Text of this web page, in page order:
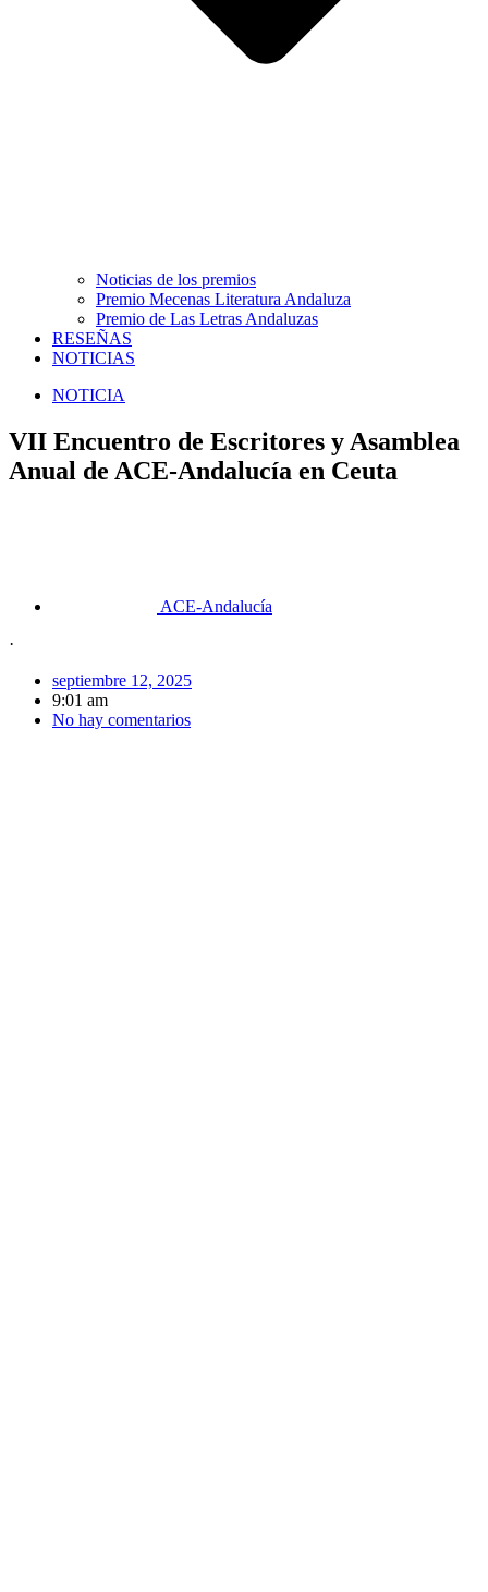
Noticias de los premios
Premio Mecenas Literatura Andaluza
Premio de Las Letras Andaluzas
RESEÑAS
NOTICIAS
NOTICIA
VII Encuentro de Escritores y Asamblea
Anual de ACE-Andalucía en Ceuta
ACE-Andalucía
·
septiembre 12, 2025
9:01 am
No hay comentarios